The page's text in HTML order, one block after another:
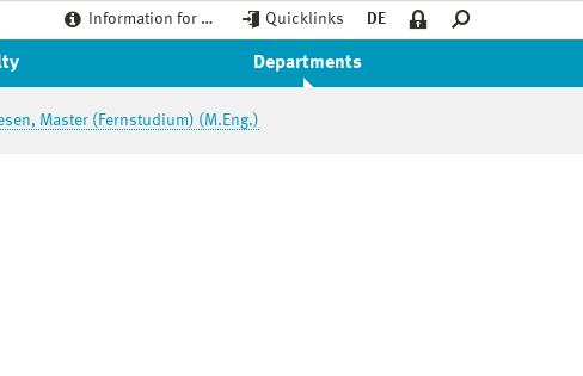
Information for … Quicklinks DE
Departments
Master (Fernstudium) (M.Eng.)